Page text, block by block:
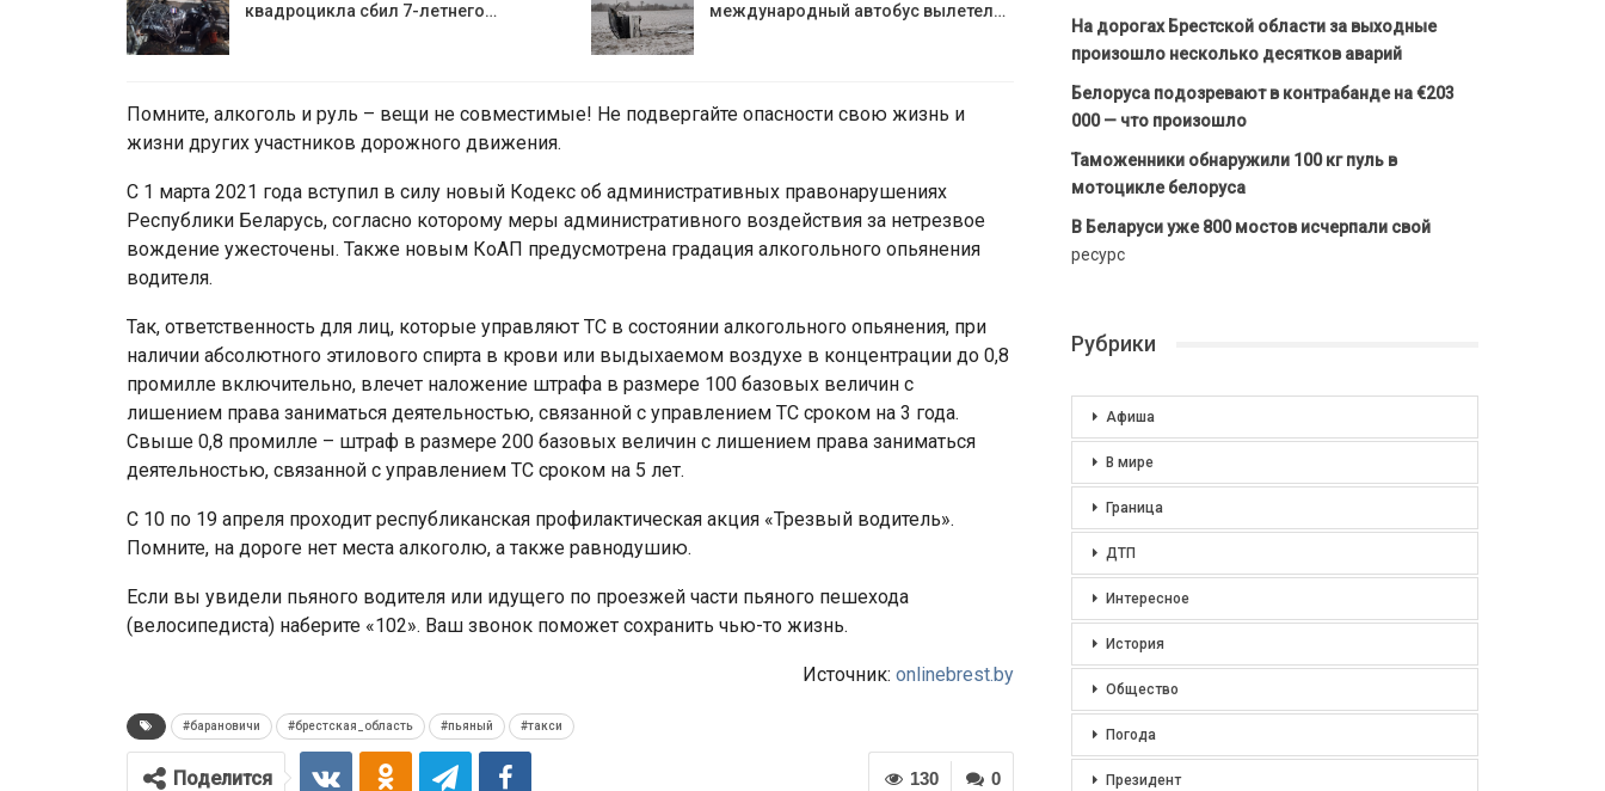
квадроцикла сбил 7-летнего…
международный автобус вылетел…
Помните, алкоголь и руль – вещи не совместимые! Не подвергайте опасности свою жизнь и
жизни других участников дорожного движения.
С 1 марта 2021 года вступил в силу новый Кодекс об административных правонарушениях
Республики Беларусь, согласно которому меры административного воздействия за нетрезвое
вождение ужесточены. Также новым КоАП предусмотрена градация алкогольного опьянения
водителя.
Так, ответственность для лиц, которые управляют ТС в состоянии алкогольного опьянения, при
наличии абсолютного этилового спирта в крови или выдыхаемом воздухе в концентрации до 0,8
промилле включительно, влечет наложение штрафа в размере 100 базовых величин с
лишением права заниматься деятельностью, связанной с управлением ТС сроком на 3 года.
Свыше 0,8 промилле – штраф в размере 200 базовых величин с лишением права заниматься
деятельностью, связанной с управлением ТС сроком на 5 лет.
С 10 по 19 апреля проходит республиканская профилактическая акция «Трезвый водитель».
Помните, на дороге нет места алкоголю, а также равнодушию.
Если вы увидели пьяного водителя или идущего по проезжей части пьяного пешехода
(велосипедиста) наберите «102». Ваш звонок поможет сохранить чью-то жизнь.
Источник: onlinebrest.by
#барановичи #брестская_область #пьяный #такси
0
130
Поделится
На дорогах Брестской области за выходные
произошло несколько десятков аварий
Белоруса подозревают в контрабанде на €203
000 — что произошло
Таможенники обнаружили 100 кг пуль в
мотоцикле белоруса
В Беларуси уже 800 мостов исчерпали свой
ресурс
Рубрики
Афиша
В мире
Граница
ДТП
Интересное
История
Общество
Погода
Президент